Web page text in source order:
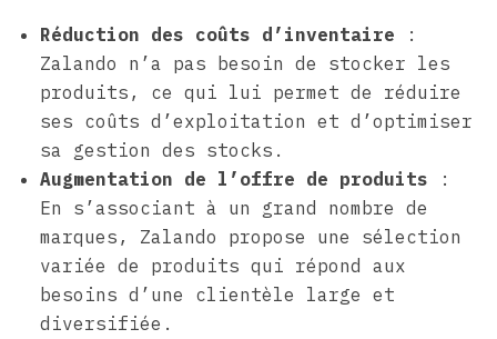
Réduction des coûts d’inventaire :
Zalando n’a pas besoin de stocker les
produits, ce qui lui permet de réduire
ses coûts d’exploitation et d’optimiser
sa gestion des stocks.
Augmentation de l’offre de produits :
En s’associant à un grand nombre de
marques, Zalando propose une sélection
variée de produits qui répond aux
besoins d’une clientèle large et
diversifiée.